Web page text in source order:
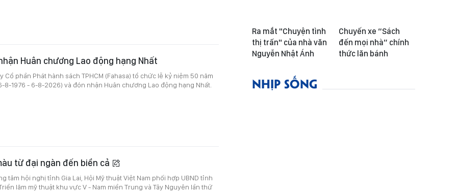
Huân chương Lao động hạng Nhất
Cổ phần Phát hành sách TPHCM (Fahasa) tổ chức lễ kỷ niệm 50 năm
8-1976 - 6-8-2026) và đón nhận Huân chương Lao động hạng Nhất.
từ đại ngàn đến biển cả
tâm hội nghị tỉnh Gia Lai, Hội Mỹ thuật Việt Nam phối hợp UBND tỉnh
lãm mỹ thuật khu vực V - Nam miền Trung và Tây Nguyên lần thứ
Ra mắt "Chuyện tình
thị trấn" của nhà văn
Nguyễn Nhật Ánh
Chuyến xe “Sách
đến mọi nhà” chính
thức lăn bánh
NHỊP SỐNG